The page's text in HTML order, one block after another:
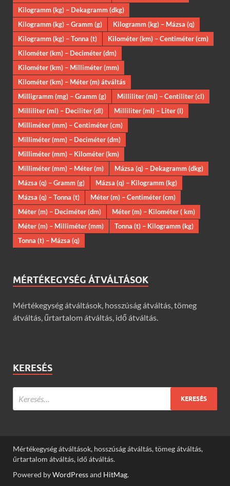
Kilogramm (kg) – Dekagramm (dkg)
Kilogramm (kg) – Gramm (g)
Kilogramm (kg) – Mázsa (q)
Kilogramm (kg) – Tonna (t)
Kilométer (km) – Centiméter (cm)
Kilométer (km) – Deciméter (dm)
Kilométer (km) – Milliméter (mm)
Kilométer (km) – Méter (m) átváltás
Milligramm (mg) – Gramm (g)
Milliliter (ml) – Centiliter (cl)
Milliliter (ml) – Deciliter (dl)
Milliliter (ml) – Liter (l)
Milliméter (mm) – Centiméter (cm)
Milliméter (mm) – Deciméter (dm)
Milliméter (mm) – Kilométer (km)
Milliméter (mm) – Méter (m)
Mázsa (q) – Dekagramm (dkg)
Mázsa (q) – Gramm (g)
Mázsa (q) – Kilogramm (kg)
Mázsa (q) – Tonna (t)
Méter (m) – Centiméter (cm)
Méter (m) – Deciméter (dm)
Méter (m) – Kilométer ( km)
Méter (m) – Milliméter (mm)
Tonna (t) – Kilogramm (kg)
Tonna (t) – Mázsa (q)
MÉRTÉKEGYSÉG ÁTVÁLTÁSOK
Mértékegység átváltások, hosszúság átváltás, tömeg
átváltás, űrtartalom átváltás, idő átváltás.
KERESÉS
Mértékegység átváltások, hosszúság átváltás, tömeg átváltás,
űrtartalom átváltás, idő átváltás.
Powered byWordPressand HitMag.